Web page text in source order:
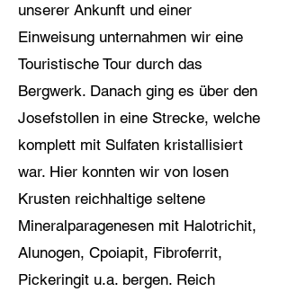
unserer Ankunft und einer
Einweisung unternahmen wir eine
Touristische Tour durch das
Bergwerk. Danach ging es über den
Josefstollen in eine Strecke, welche
komplett mit Sulfaten kristallisiert
war. Hier konnten wir von losen
Krusten reichhaltige seltene
Mineralparagenesen mit Halotrichit,
Alunogen, Cpoiapit, Fibroferrit,
Pickeringit u.a. bergen. Reich